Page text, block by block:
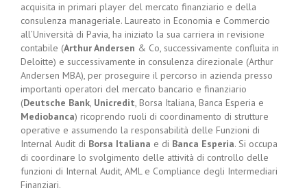
acquisita in primari player del mercato finanziario e della
consulenza manageriale. Laureato in Economia e Commercio
all’Università di Pavia, ha iniziato la sua carriera in revisione
contabile (Arthur Andersen & Co, successivamente confluita in
Deloitte) e successivamente in consulenza direzionale (Arthur
Andersen MBA), per proseguire il percorso in azienda presso
importanti operatori del mercato bancario e finanziario
(Deutsche Bank, Unicredit, Borsa Italiana, Banca Esperia e
Mediobanca) ricoprendo ruoli di coordinamento di strutture
operative e assumendo la responsabilità delle Funzioni di
Internal Audit di Borsa Italiana e di Banca Esperia. Si occupa
di coordinare lo svolgimento delle attività di controllo delle
funzioni di Internal Audit, AML e Compliance degli Intermediari
Finanziari.